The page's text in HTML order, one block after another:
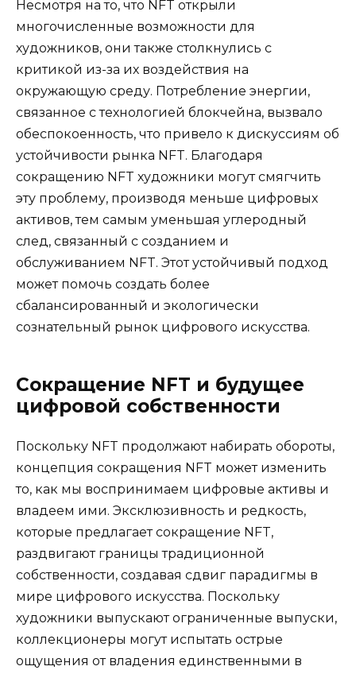
Несмотря на то, что NFT открыли
многочисленные возможности для
художников, они также столкнулись с
критикой из-за их воздействия на
окружающую среду. Потребление энергии,
связанное с технологией блокчейна, вызвало
обеспокоенность, что привело к дискуссиям об
устойчивости рынка NFT. Благодаря
сокращению NFT художники могут смягчить
эту проблему, производя меньше цифровых
активов, тем самым уменьшая углеродный
след, связанный с созданием и
обслуживанием NFT. Этот устойчивый подход
может помочь создать более
сбалансированный и экологически
сознательный рынок цифрового искусства.
Сокращение NFT и будущее
цифровой собственности
Поскольку NFT продолжают набирать обороты,
концепция сокращения NFT может изменить
то, как мы воспринимаем цифровые активы и
владеем ими. Эксклюзивность и редкость,
которые предлагает сокращение NFT,
раздвигают границы традиционной
собственности, создавая сдвиг парадигмы в
мире цифрового искусства. Поскольку
художники выпускают ограниченные выпуски,
коллекционеры могут испытать острые
ощущения от владения единственными в